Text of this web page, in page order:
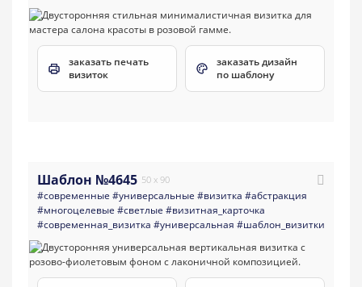
заказать печать
визиток
заказать дизайн
по шаблону
Шаблон №4645 50 x 90
#современные #универсальные #визитка #абстракция
#многоцелевые #светлые #визитная_карточка
#современная_визитка #универсальная #шаблон_визитки